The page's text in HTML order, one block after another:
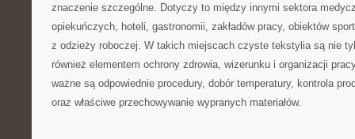
znaczenie szczególne. Dotyczy to między innymi sektora
opiekuńczych, hoteli, gastronomii, zakładów pracy, obiektów
z odzieży roboczej. W takich miejscach czyste tekstylia są nie
również elementem ochrony zdrowia, wizerunku i organizacji
ważne są odpowiednie procedury, dobór temperatury, kontrola
oraz właściwe przechowywanie wypranych materiałów.